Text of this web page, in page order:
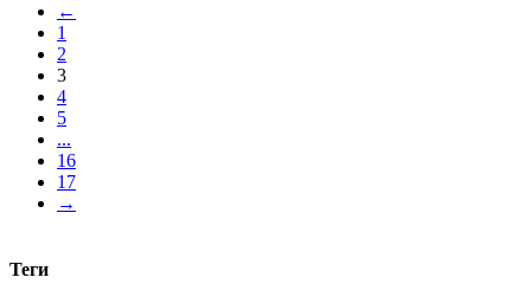
←
1
2
3
4
5
...
16
17
→
Теги